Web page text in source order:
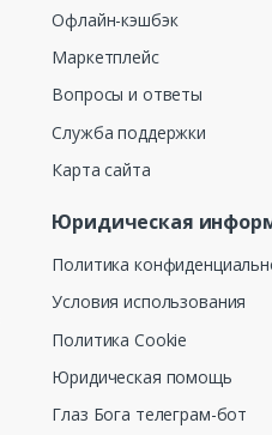
Офлайн-кэшбэк
Маркетплейс
Вопросы и ответы
Служба поддержки
Карта сайта
Юридическая
Политика
Условия использования
Политика Cookie
Юридическая помощь
Глаз Бога телеграм-бот